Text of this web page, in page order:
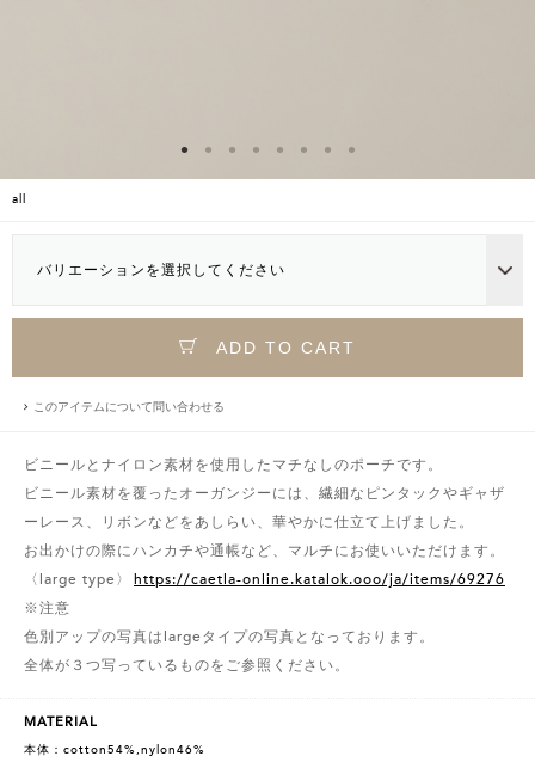
all
バリエーションを選択してください
ADD TO CART
このアイテムについて問い合わせる
ビニールとナイロン素材を使用したマチなしのポーチです。
ビニール素材を覆ったオーガンジーには、繊細なピンタックやギャザ
ーレース、リボンなどをあしらい、華やかに仕立て上げました。
お出かけの際にハンカチや通帳など、マルチにお使いいただけます。
〈large type〉
https://caetla-online.katalok.ooo/ja/items/69276
※注意
色別アップの写真はlargeタイプの写真となっております。
全体が３つ写っているものをご参照ください。
MATERIAL
本体：cotton54%,nylon46%